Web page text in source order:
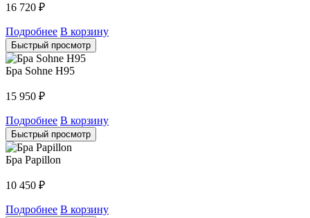
16 720 ₽
Подробнее В корзину
Быстрый просмотр
Бра Sohne H95
15 950 ₽
Подробнее В корзину
Быстрый просмотр
Бра Papillon
10 450 ₽
Подробнее В корзину